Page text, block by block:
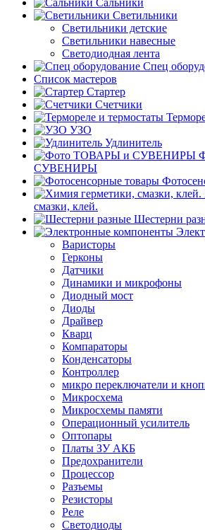
Сальники
Светильники
Светильники детские
Светильники навесные
Светодиодная лента
Спец
Список мастеров
Стартер
Счетчики
УЗО
Удлинитель
СУВЕНИРЫ
смазки, клей.
Шестерни
Варисторы
Герконы
Датчики
Динамики и микрофоны
Диодный мост
Диоды
Драйвер
Кварц
Компараторы
Конденсаторы
Контроллер
микро переключатели и
Микросхема
Микросхемы памяти
Операционный усилитель
Оптопары
Платы ЗУ АКБ
Предохранители
Процессор
Разъемы
Резисторы
Реле
Светодиоды